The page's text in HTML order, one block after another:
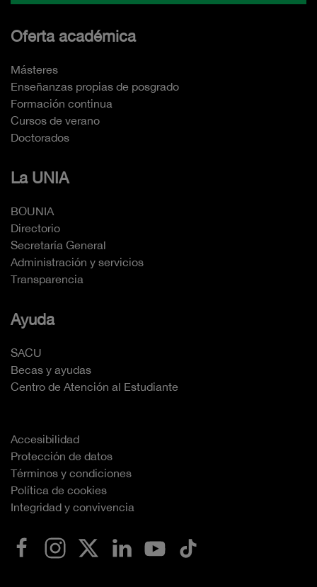
Oferta académica
Másteres
Enseñanzas propias de posgrado
Formación continua
Cursos de verano
Doctorados
La UNIA
BOUNIA
Directorio
Secretaría General
Administración y servicios
Transparencia
Ayuda
SACU
Becas y ayudas
Centro de Atención al Estudiante
Accesibilidad
Protección de datos
Términos y condiciones
Política de cookies
Integridad y convivencia